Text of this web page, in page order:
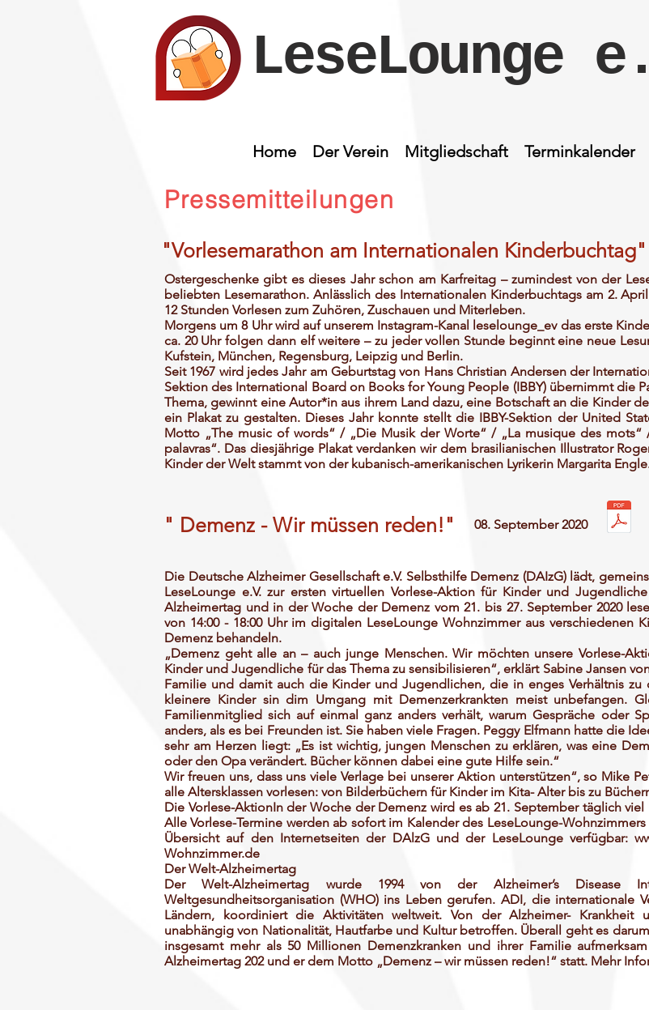
LeseLounge
Home Der Verein Mitgliedschaft Terminkalender
Pressemitteilungen
"Vorlesemarathon am Internationalen Kinderbuchtag"
Ostergeschenke gibt es dieses Jahr schon am Karfreitag – zumindest von der
beliebten Lesemarathon. Anlässlich des Internationalen Kinderbuchtags am 2.
12 Stunden Vorlesen zum Zuhören, Zuschauen und Miterleben.
Morgens um 8 Uhr wird auf unserem Instagram-Kanal leselounge_ev das erste
ca. 20 Uhr folgen dann elf weitere – zu jeder vollen Stunde beginnt eine neue
Kufstein, München, Regensburg, Leipzig und Berlin.
Seit 1967 wird jedes Jahr am Geburtstag von Hans Christian Andersen der
Sektion des International Board on Books for Young People (IBBY) übernimmt die
Thema, gewinnt eine Autor*in aus ihrem Land dazu, eine Botschaft an die Kinder
ein Plakat zu gestalten. Dieses Jahr konnte stellt die IBBY-Sektion der United
Motto „The music of words“ / „Die Musik der Worte“ / „La musique des mots“
palavras“. Das diesjährige Plakat verdanken wir dem brasilianischen Illustrator
Kinder der Welt stammt von der kubanisch-amerikanischen Lyrikerin Margarita
" Demenz - Wir müssen reden!" 08. September 2020
Die Deutsche Alzheimer Gesellschaft e.V. Selbsthilfe Demenz (DAIzG) lädt,
LeseLounge e.V. zur ersten virtuellen Vorlese-Aktion für Kinder und
Alzheimertag und in der Woche der Demenz vom 21. bis 27. September 2020
von 14:00 - 18:00 Uhr im digitalen LeseLounge Wohnzimmer aus verschiedenen
Demenz behandeln.
„Demenz geht alle an – auch junge Menschen. Wir möchten unsere Vorlese-
Kinder und Jugendliche für das Thema zu sensibilisieren“, erklärt Sabine Jansen
Familie und damit auch die Kinder und Jugendlichen, die in enges Verhältnis
kleinere Kinder sin dim Umgang mit Demenzerkrankten meist unbefangen.
Familienmitglied sich auf einmal ganz anders verhält, warum Gespräche oder
anders, als es bei Freunden ist. Sie haben viele Fragen. Peggy Elfmann hatte die
sehr am Herzen liegt: „Es ist wichtig, jungen Menschen zu erklären, was eine
oder den Opa verändert. Bücher können dabei eine gute Hilfe sein.“
Wir freuen uns, dass uns viele Verlage bei unserer Aktion unterstützen“, so Mike
alle Altersklassen vorlesen: von Bilderbüchern für Kinder im Kita- Alter bis zu
Die Vorlese-AktionIn der Woche der Demenz wird es ab 21. September täglich viel
Alle Vorlese-Termine werden ab sofort im Kalender des LeseLounge-
Übersicht auf den Internetseiten der DAlzG und der LeseLounge verfügbar:
Wohnzimmer.de
Der Welt-Alzheimertag
Der Welt-Alzheimertag wurde 1994 von der Alzheimer’s Disease
Weltgesundheitsorganisation (WHO) ins Leben gerufen. ADI, die internationale
Ländern, koordiniert die Aktivitäten weltweit. Von der Alzheimer- Krankheit
unabhängig von Nationalität, Hautfarbe und Kultur betroffen. Überall geht es
insgesamt mehr als 50 Millionen Demenzkranken und ihrer Familie
Alzheimertag 202 und er dem Motto „Demenz – wir müssen reden!“ statt. Mehr